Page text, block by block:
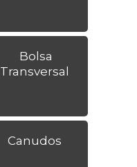
Bolsa
Transversal
Canudos